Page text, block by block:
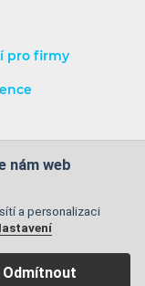
pro firmy
|Cookies|
nám web
a personalizaci
Odmítnout